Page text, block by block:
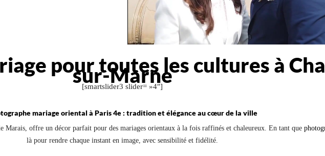
pour toutes les cultures à
sur-Marne
[smartslider3 slider= »4″]
mariage oriental à Paris 4e : tradition et élégance au cœur de la ville
Marais, offre un décor parfait pour des mariages orientaux à la fois raffinés et chaleureux. En tant que
là pour rendre chaque instant en image, avec sensibilité et fidélité.